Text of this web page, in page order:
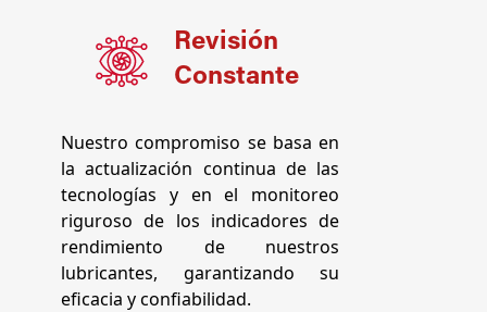
Revisión
Constante
Nuestro compromiso se basa en
la actualización continua de las
tecnologías y en el monitoreo
riguroso de los indicadores de
rendimiento de nuestros
lubricantes, garantizando su
eficacia y confiabilidad.